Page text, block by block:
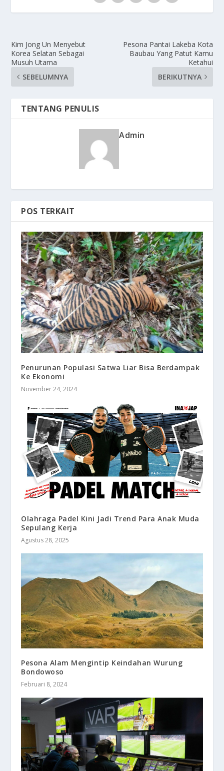
Kim Jong Un Menyebut
Korea Selatan Sebagai
Musuh Utama
SEBELUMNYA
Pesona Pantai Lakeba Kota
Baubau Yang Patut Kamu
Ketahui
BERIKUTNYA
TENTANG PENULIS
Admin
POS TERKAIT
Penurunan Populasi Satwa Liar Bisa Berdampak
Ke Ekonomi
November 24, 2024
Olahraga Padel Kini Jadi Trend Para Anak Muda
Sepulang Kerja
Agustus 28, 2025
Pesona Alam Mengintip Keindahan Wurung
Bondowoso
Februari 8, 2024